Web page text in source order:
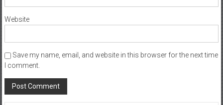
Website
Save my name, email, and website in this browser for the next time
I comment.